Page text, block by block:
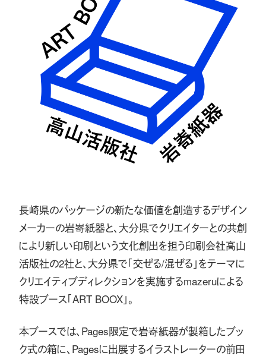
長崎県のパッケージの新たな価値を創造するデザイン
メーカーの岩㟢紙器と、大分県でクリエイターとの共創
により新しい印刷という文化創出を担う印刷会社高山
活版社の2社と、大分県で「交ぜる/混ぜる」をテーマに
クリエイティブディレクションを実施するmazeruによる
特設ブース「ART BOOX」。
本ブースでは、Pages限定で岩㟢紙器が製箱したブッ
ク式の箱に、Pagesに出展するイラストレーターの前田